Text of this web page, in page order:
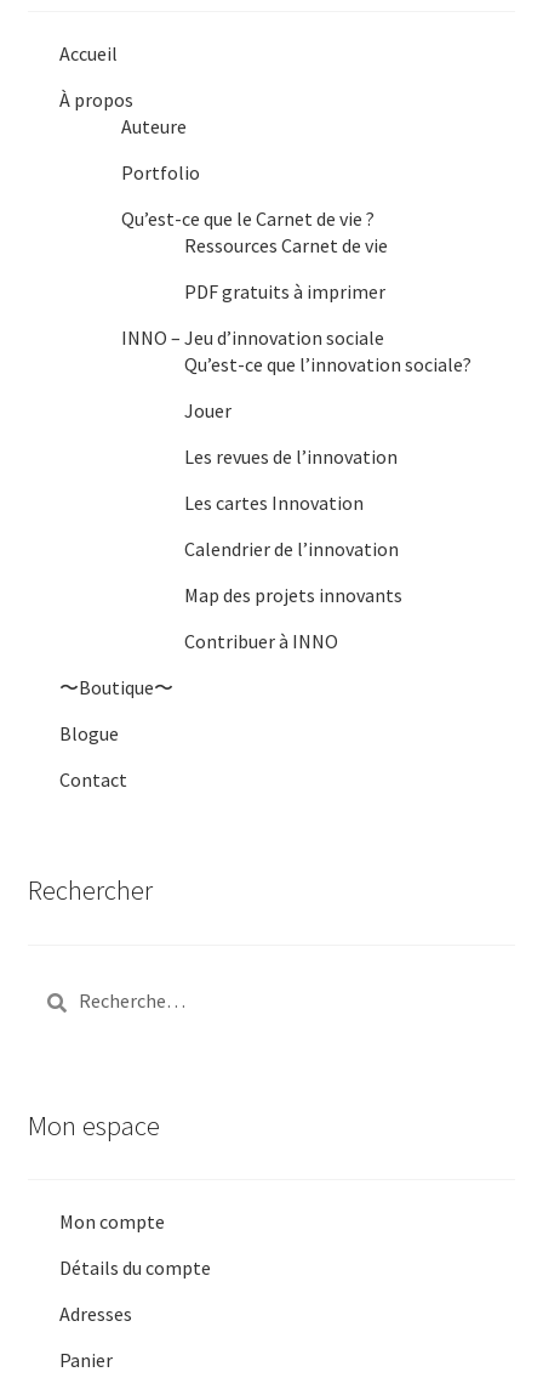
Accueil
À propos
Auteure
Portfolio
Qu’est-ce que le Carnet de vie ?
Ressources Carnet de vie
PDF gratuits à imprimer
INNO – Jeu d’innovation sociale
Qu’est-ce que l’innovation sociale?
Jouer
Les revues de l’innovation
Les cartes Innovation
Calendrier de l’innovation
Map des projets innovants
Contribuer à INNO
〜Boutique〜
Blogue
Contact
Rechercher
Rechercher :
Mon espace
Mon compte
Détails du compte
Adresses
Panier